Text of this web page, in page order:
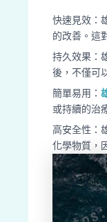
快速見效：
的改善。這
持久效果：
後，不僅可
簡單易用：
或持續的治
高安全性：
化學物質，